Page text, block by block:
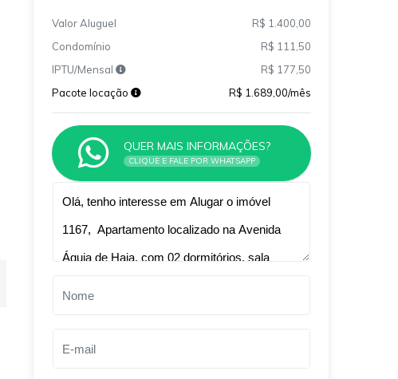
Valor Aluguel
R$ 1.400,00
Condomínio
R$ 111,50
IPTU/Mensal
R$ 177,50
Pacote locação
R$ 1.689,00/mês
QUER MAIS INFORMAÇÕES?
CLIQUE E FALE POR WHATSAPP